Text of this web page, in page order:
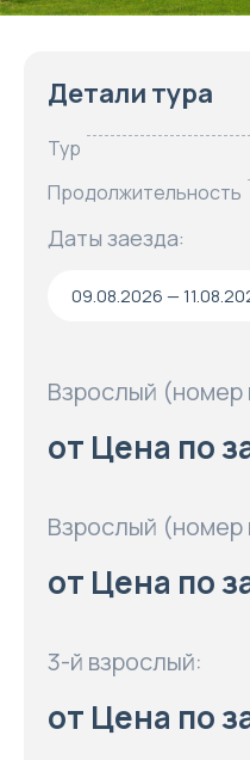
Детали тура
Тур
Продолжительность
Даты заезда:
09.08.2026 —
Взрослый (номер
от Цена по
Взрослый (номер
от Цена по
3-й взрослый:
от Цена по